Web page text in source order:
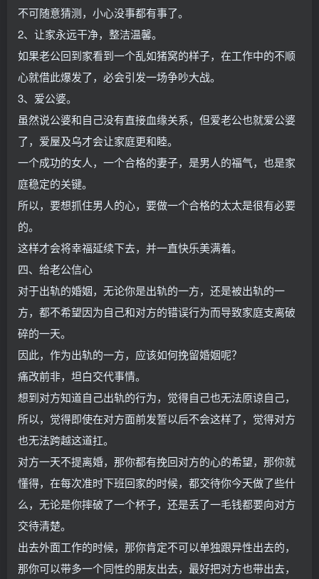
不可随意猜测，小心没事都有事了。
2、让家永远干净，整洁温馨。
如果老公回到家看到一个乱如猪窝的样子，在工作中的不顺
心就借此爆发了，必会引发一场争吵大战。
3、爱公婆。
虽然说公婆和自己没有直接血缘关系，但爱老公也就爱公婆
了，爱屋及乌才会让家庭更和睦。
一个成功的女人，一个合格的妻子，是男人的福气，也是家
庭稳定的关键。
所以，要想抓住男人的心，要做一个合格的太太是很有必要
的。
这样才会将幸福延续下去，并一直快乐美满着。
四、给老公信心
对于出轨的婚姻，无论你是出轨的一方，还是被出轨的一
方，都不希望因为自己和对方的错误行为而导致家庭支离破
碎的一天。
因此，作为出轨的一方，应该如何挽留婚姻呢？
痛改前非，坦白交代事情。
想到对方知道自己出轨的行为，觉得自己也无法原谅自己，
所以，觉得即使在对方面前发誓以后不会这样了，觉得对方
也无法跨越这道扛。
对方一天不提离婚，那你都有挽回对方的心的希望，那你就
懂得，在每次准时下班回家的时候，都交待你今天做了些什
么，无论是你摔破了一个杯子，还是丢了一毛钱都要向对方
交待清楚。
出去外面工作的时候，那你肯定不可以单独跟异性出去的，
那你可以带多一个同性的朋友出去，最好把对方也带出去，